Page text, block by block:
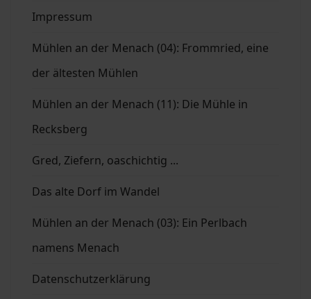
Impressum
Mühlen an der Menach (04): Frommried, eine
der ältesten Mühlen
Mühlen an der Menach (11): Die Mühle in
Recksberg
Gred, Ziefern, oaschichtig ...
Das alte Dorf im Wandel
Mühlen an der Menach (03): Ein Perlbach
namens Menach
Datenschutzerklärung